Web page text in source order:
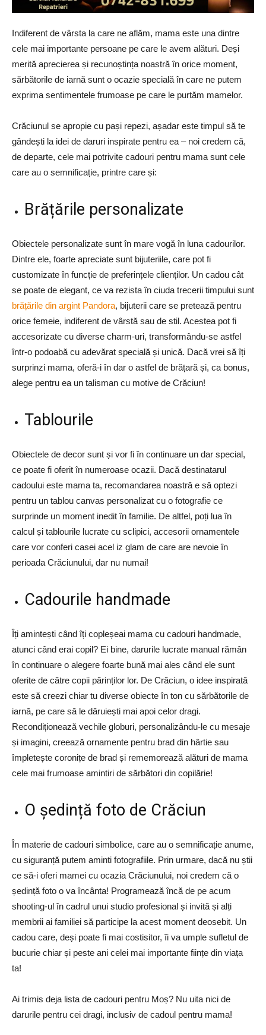
Indiferent de vârsta la care ne aflăm, mama este una dintre
cele mai importante persoane pe care le avem alături. Deși
merită aprecierea și recunoștința noastră în orice moment,
sărbătorile de iarnă sunt o ocazie specială în care ne putem
exprima sentimentele frumoase pe care le purtăm mamelor.
Crăciunul se apropie cu pași repezi, așadar este timpul să te
gândești la idei de daruri inspirate pentru ea – noi credem că,
de departe, cele mai potrivite cadouri pentru mama sunt cele
care au o semnificație, printre care și:
Brățările personalizate
Obiectele personalizate sunt în mare vogă în luna cadourilor.
Dintre ele, foarte apreciate sunt bijuteriile, care pot fi
customizate în funcție de preferințele clienților. Un cadou cât
se poate de elegant, ce va rezista în ciuda trecerii timpului sunt
brățările din argint Pandora, bijuterii care se pretează pentru
orice femeie, indiferent de vârstă sau de stil. Acestea pot fi
accesorizate cu diverse charm-uri, transformându-se astfel
într-o podoabă cu adevărat specială și unică. Dacă vrei să îți
surprinzi mama, oferă-i în dar o astfel de brățară și, ca bonus,
alege pentru ea un talisman cu motive de Crăciun!
Tablourile
Obiectele de decor sunt și vor fi în continuare un dar special,
ce poate fi oferit în numeroase ocazii. Dacă destinatarul
cadoului este mama ta, recomandarea noastră e să optezi
pentru un tablou canvas personalizat cu o fotografie ce
surprinde un moment inedit în familie. De altfel, poți lua în
calcul și tablourile lucrate cu sclipici, accesorii ornamentele
care vor conferi casei acel iz glam de care are nevoie în
perioada Crăciunului, dar nu numai!
Cadourile handmade
Îți amintești când îți copleșeai mama cu cadouri handmade,
atunci când erai copil? Ei bine, darurile lucrate manual rămân
în continuare o alegere foarte bună mai ales când ele sunt
oferite de către copii părinților lor. De Crăciun, o idee inspirată
este să creezi chiar tu diverse obiecte în ton cu sărbătorile de
iarnă, pe care să le dăruiești mai apoi celor dragi.
Recondiționează vechile globuri, personalizându-le cu mesaje
și imagini, creează ornamente pentru brad din hârtie sau
împletește coronițe de brad și rememorează alături de mama
cele mai frumoase amintiri de sărbători din copilărie!
O ședință foto de Crăciun
În materie de cadouri simbolice, care au o semnificație anume,
cu siguranță putem aminti fotografiile. Prin urmare, dacă nu știi
ce să-i oferi mamei cu ocazia Crăciunului, noi credem că o
ședință foto o va încânta! Programează încă de pe acum
shooting-ul în cadrul unui studio profesional și invită și alți
membrii ai familiei să participe la acest moment deosebit. Un
cadou care, deși poate fi mai costisitor, îi va umple sufletul de
bucurie chiar și peste ani celei mai importante ființe din viața
ta!
Ai trimis deja lista de cadouri pentru Moș? Nu uita nici de
darurile pentru cei dragi, inclusiv de cadoul pentru mama!